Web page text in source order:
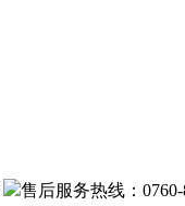
售后服务热线：0760-